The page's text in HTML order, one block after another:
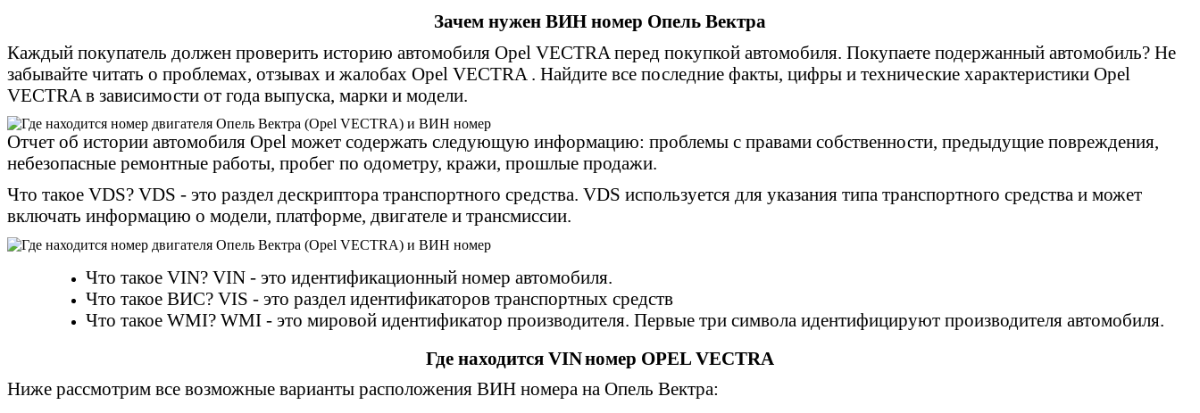
Зачем нужен ВИН номер Опель Вектра
Каждый покупатель должен проверить историю автомобиля Opel VECTRA перед покупкой автомобиля. Покупаете подержанный автомобиль? Не
забывайте читать о проблемах, отзывах и жалобах Opel VECTRA . Найдите все последние факты, цифры и технические характеристики Opel
VECTRA в зависимости от года выпуска, марки и модели.
Отчет об истории автомобиля Opel может содержать следующую информацию: проблемы с правами собственности, предыдущие повреждения,
небезопасные ремонтные работы, пробег по одометру, кражи, прошлые продажи.
Что такое VDS? VDS - это раздел дескриптора транспортного средства. VDS используется для указания типа транспортного средства и может
включать информацию о модели, платформе, двигателе и трансмиссии.
Что такое VIN? VIN - это идентификационный номер автомобиля.
Что такое ВИС? VIS - это раздел идентификаторов транспортных средств
Что такое WMI? WMI - это мировой идентификатор производителя. Первые три символа идентифицируют производителя автомобиля.
Где находится VINномер OPEL VECTRA
Ниже рассмотрим все возможные варианты расположения ВИН номера на Опель Вектра: